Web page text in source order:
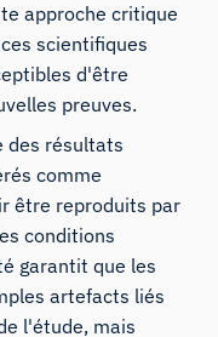
approche critique
scientifiques
d'être
preuves.
des résultats
comme
être reproduits par
conditions
garantit que les
artefacts liés
l'étude, mais